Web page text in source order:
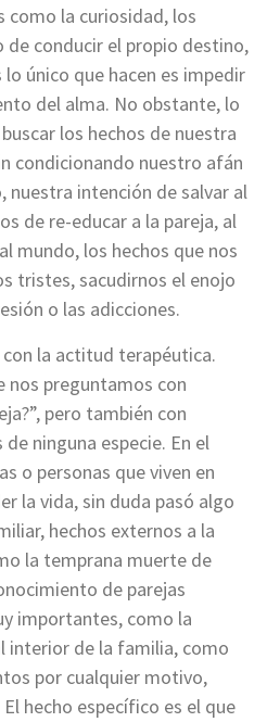
como la curiosidad, los
de conducir el propio destino,
único que hacen es impedir
del alma. No obstante, lo
los hechos de nuestra
condicionando nuestro afán
nuestra intención de salvar al
de re-educar a la pareja, al
mundo, los hechos que nos
tristes, sacudirnos el enojo
o las adicciones.
la actitud terapéutica.
nos preguntamos con
pero también con
ninguna especie. En el
o personas que viven en
la vida, sin duda pasó algo
hechos externos a la
la temprana muerte de
de parejas
importantes, como la
interior de la familia, como
por cualquier motivo,
hecho específico es el que